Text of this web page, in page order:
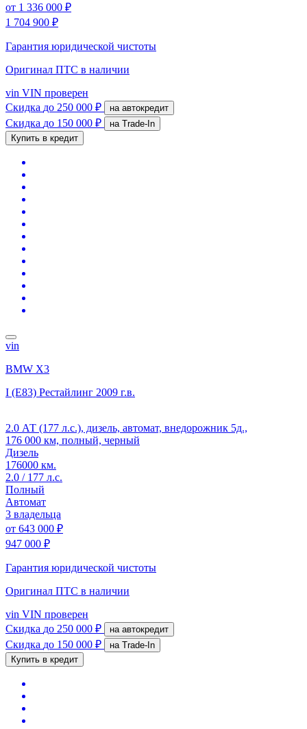
от 1 336 000 ₽
1 704 900 ₽
Гарантия юридической чистоты
Оригинал ПТС в наличии
vin VIN проверен
Скидка до 250 000 ₽ на автокредит
Скидка до 150 000 ₽
на Trade-In
Купить в кредит
vin
BMW X3
I (E83) Рестайлинг 2009 г.в.
2.0 АТ (177 л.с.), дизель, автомат, внедорожник 5д.,
176 000 км, полный, черный
Дизель
176000 км.
2.0 / 177 л.с.
Полный
Автомат
3 владельца
от 643 000 ₽
947 000 ₽
Гарантия юридической чистоты
Оригинал ПТС в наличии
vin VIN проверен
Скидка до 250 000 ₽ на автокредит
Скидка до 150 000 ₽
на Trade-In
Купить в кредит